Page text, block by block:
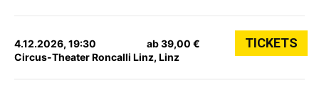
4.12.2026, 19:30
Circus-Theater Roncalli Linz, Linz
ab 39,00 € TICKETS